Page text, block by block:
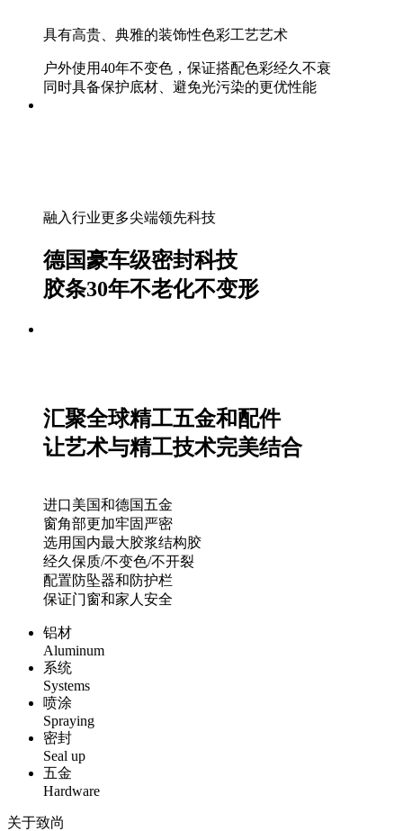
具有高贵、典雅的装饰性色彩工艺艺术
户外使用40年不变色，保证搭配色彩经久不衰
同时具备保护底材、避免光污染的更优性能
融入行业更多尖端领先科技
德国豪车级密封科技
胶条30年不老化不变形
汇聚全球精工五金和配件
让艺术与精工技术完美结合
进口美国和德国五金
窗角部更加牢固严密
选用国内最大胶浆结构胶
经久保质/不变色/不开裂
配置防坠器和防护栏
保证门窗和家人安全
铝材
Aluminum
系统
Systems
喷涂
Spraying
密封
Seal up
五金
Hardware
关于致尚